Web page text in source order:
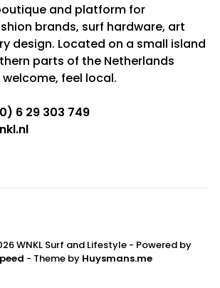
and platform for
brands, surf hardware, art
design. Located on a small island
parts of the Netherlands
welcome, feel local.
6 29 303 749
WNKL Surf and Lifestyle - Powered by
- Theme by Huysmans.me